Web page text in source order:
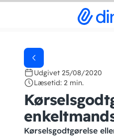
Udgivet 25/08/2020
Læsetid: 2 min.
Kørselsgodtgørelse